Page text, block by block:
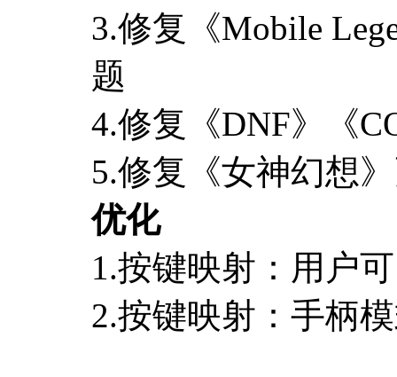
3.修复《Mobile
题
4.修复《DNF》《
5.修复《女神幻想
优化
1.按键映射：用户
2.按键映射：手柄